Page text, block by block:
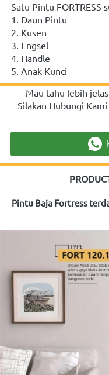
Satu Pintu FORTRESS
1. Daun Pintu
2. Kusen
3. Engsel
4. Handle
5. Anak Kunci
Mau tahu lebih
Silakan Hubungi
`
Pintu Baja Fortress